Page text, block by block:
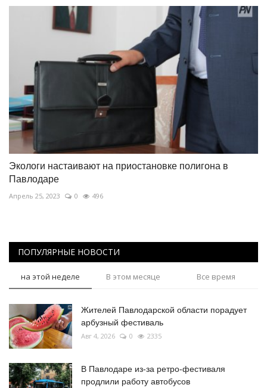
Экологи настаивают на приостановке полигона в
Павлодаре
Апрель 25, 2023 0 496
ПОПУЛЯРНЫЕ НОВОСТИ
на этой неделе В этом месяце Все время
Жителей Павлодарской области порадует
арбузный фестиваль
Авг 4, 2026 0 2335
В Павлодаре из-за ретро-фестиваля
продлили работу автобусов